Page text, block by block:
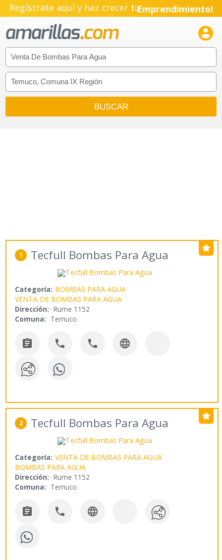
Regístrate aquí y haz crecer tuEmprendimiento!

1 Tecfull Bombas Para Agua
Categoría: BOMBAS PARA AGUA
VENTA DE BOMBAS PARA AGUA
Dirección: Rume 1152
Comuna: Temuco
   
2 Tecfull Bombas Para Agua
Categoría: VENTA DE BOMBAS PARA AGUA
BOMBAS PARA AGUA
Dirección: Rume 1152
Comuna: Temuco
  